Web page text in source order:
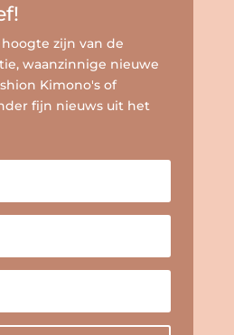
zijn van de
waanzinnige nieuwe
Kimono's of
fijn nieuws uit het